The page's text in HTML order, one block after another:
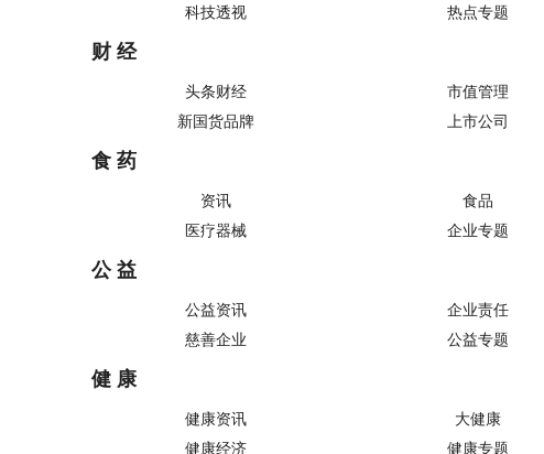
科技透视
热点专题
财 经
头条财经 市值管理
新国货品牌
上市公司
食 药
资讯 食品
医疗器械
企业专题
公 益
公益资讯 企业责任
慈善企业
公益专题
健 康
健康资讯 大健康
健康经济
健康专题